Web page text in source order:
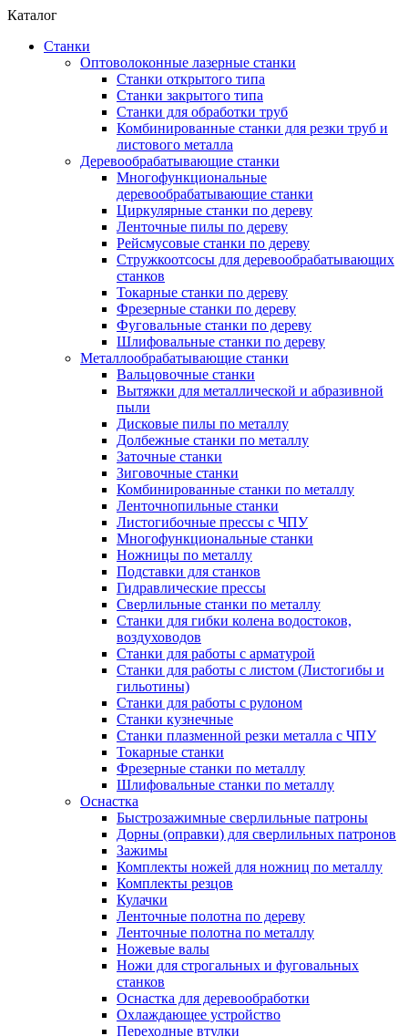
Каталог
Станки
Оптоволоконные лазерные станки
Станки открытого типа
Станки закрытого типа
Станки для обработки труб
Комбинированные станки для резки труб и
листового металла
Деревообрабатывающие станки
Многофункциональные
деревообрабатывающие станки
Циркулярные станки по дереву
Ленточные пилы по дереву
Рейсмусовые станки по дереву
Стружкоотсосы для деревообрабатывающих
станков
Токарные станки по дереву
Фрезерные станки по дереву
Фуговальные станки по дереву
Шлифовальные станки по дереву
Металлообрабатывающие станки
Вальцовочные станки
Вытяжки для металлической и абразивной
пыли
Дисковые пилы по металлу
Долбежные станки по металлу
Заточные станки
Зиговочные станки
Комбинированные станки по металлу
Ленточнопильные станки
Листогибочные прессы с ЧПУ
Многофункциональные станки
Ножницы по металлу
Подставки для станков
Гидравлические прессы
Сверлильные станки по металлу
Станки для гибки колена водостоков,
воздуховодов
Станки для работы с арматурой
Станки для работы с листом (Листогибы и
гильотины)
Станки для работы с рулоном
Станки кузнечные
Станки плазменной резки металла с ЧПУ
Токарные станки
Фрезерные станки по металлу
Шлифовальные станки по металлу
Оснастка
Быстрозажимные сверлильные патроны
Дорны (оправки) для сверлильных патронов
Зажимы
Комплекты ножей для ножниц по металлу
Комплекты резцов
Кулачки
Ленточные полотна по дереву
Ленточные полотна по металлу
Ножевые валы
Ножи для строгальных и фуговальных
станков
Оснастка для деревообработки
Охлаждающее устройство
Переходные втулки